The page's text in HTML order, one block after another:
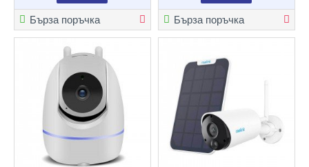
Бърза поръчка Бърза поръчка